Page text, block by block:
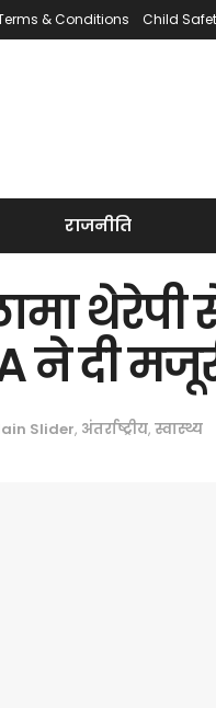
& Conditions Child
राजनीति
थेरेपी
ने दी
Slider, अंतर्राष्ट्रीय, स्वास्थ्य